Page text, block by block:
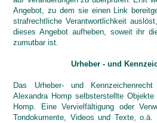
Angebot, zu dem sie einen Link
strafrechtliche Verantwortlichkeit
dieses Angebot aufheben, soweit ihr
zumutbar ist.
Urheber - und
Das Urheber- und
Alexandra Homp selbsterstellte
Homp. Eine Vervielfältigung oder
Tondokumente, Videos und Texte, o.ä.